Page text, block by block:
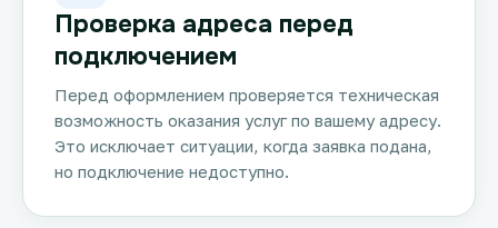
Проверка адреса перед
подключением
Перед оформлением проверяется техническая
возможность оказания услуг по вашему адресу.
Это исключает ситуации, когда заявка подана,
но подключение недоступно.